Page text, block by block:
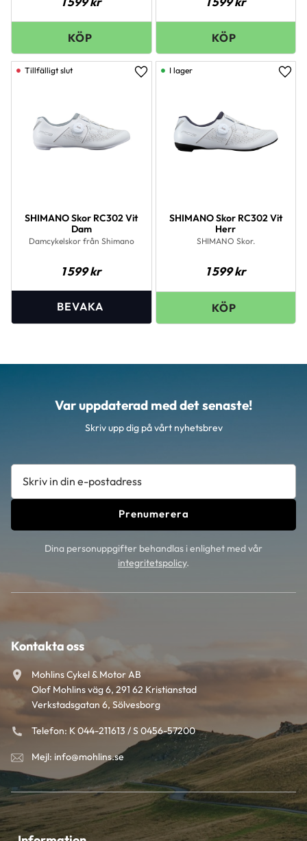
SHIMANO Skor RC302 Vit
Dam
Damcykelskor från Shimano
1 599kr
Lägg till i favoriter
SHIMANO Skor RC302 Vit
Herr
SHIMANO Skor.
1 599kr
I lager
Var uppdaterad med det senaste!
Skriv upp dig på vårt nyhetsbrev
Prenumerera
Dina personuppgifter behandlas i enlighet med vår
integritetspolicy.
Kontakta oss
Mohlins Cykel & Motor AB
Olof Mohlins väg 6, 291 62 Kristianstad
Verkstadsgatan 6, Sölvesborg
Telefon: K 044-211613 / S 0456-57200
Mejl: info@mohlins.se